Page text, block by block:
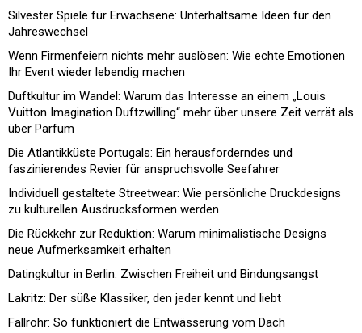
Silvester Spiele für Erwachsene: Unterhaltsame Ideen für den
Jahreswechsel
Wenn Firmenfeiern nichts mehr auslösen: Wie echte Emotionen
Ihr Event wieder lebendig machen
Duftkultur im Wandel: Warum das Interesse an einem „Louis
Vuitton Imagination Duftzwilling“ mehr über unsere Zeit verrät als
über Parfum
Die Atlantikküste Portugals: Ein herausforderndes und
faszinierendes Revier für anspruchsvolle Seefahrer
Individuell gestaltete Streetwear: Wie persönliche Druckdesigns
zu kulturellen Ausdrucksformen werden
Die Rückkehr zur Reduktion: Warum minimalistische Designs
neue Aufmerksamkeit erhalten
Datingkultur in Berlin: Zwischen Freiheit und Bindungsangst
Lakritz: Der süße Klassiker, den jeder kennt und liebt
Fallrohr: So funktioniert die Entwässerung vom Dach